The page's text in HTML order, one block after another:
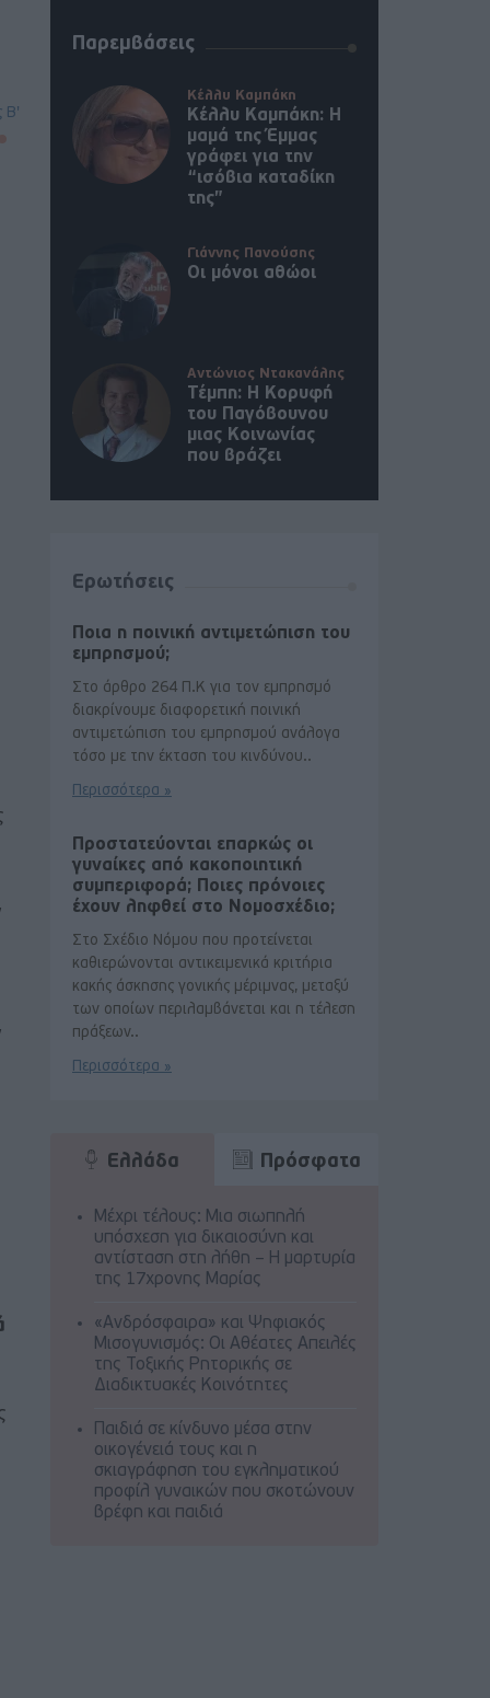
Β'
Παρεμβάσεις
Κέλλυ Καμπάκη
Κέλλυ Καμπάκη: Η
μαμά της Έμμας
γράφει για την
“ισόβια καταδίκη
της”
Γιάννης Πανούσης
Οι μόνοι αθώοι
Αντώνιος Ντακανάλης
Τέμπη: Η Κορυφή
του Παγόβουνου
μιας Κοινωνίας
που βράζει
Ερωτήσεις
Ποια η ποινική αντιμετώπιση του
εμπρησμού;
Στο άρθρο 264 Π.Κ για τον εμπρησμό
διακρίνουμε διαφορετική ποινική
αντιμετώπιση του εμπρησμού ανάλογα
τόσο με την έκταση του κινδύνου..
Περισσότερα »
Προστατεύονται επαρκώς οι
γυναίκες από κακοποιητική
συμπεριφορά; Ποιες πρόνοιες
έχουν ληφθεί στο Νομοσχέδιο;
Στο Σχέδιο Νόμου που προτείνεται
καθιερώνονται αντικειμενικά κριτήρια
κακής άσκησης γονικής μέριμνας, μεταξύ
των οποίων περιλαμβάνεται και η τέλεση
πράξεων..
Περισσότερα »
Ελλάδα Πρόσφατα
Μέχρι τέλους: Μια σιωπηλή
υπόσχεση για δικαιοσύνη και
αντίσταση στη λήθη – Η μαρτυρία
της 17χρονης Μαρίας
«Ανδρόσφαιρα» και Ψηφιακός
Μισογυνισμός: Οι Αθέατες Απειλές
της Τοξικής Ρητορικής σε
Διαδικτυακές Κοινότητες
Παιδιά σε κίνδυνο μέσα στην
οικογένειά τους και η
σκιαγράφηση του εγκληματικού
προφίλ γυναικών που σκοτώνουν
βρέφη και παιδιά